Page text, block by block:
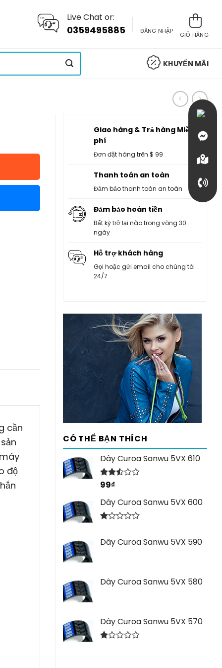
Live Chat or:
0359495885 ĐĂNG NHẬP
GIỎ HÀNG
KHUYẾN MÃI
Giao hàng & Trả hàng Miễn
phí
Đơn đặt hàng trên $ 99
Thanh toán an toàn
Đảm bảo thanh toán an toàn
Đảm bảo hoàn tiền
Bất kỳ trở lại nào trong vòng 30
ngày
Hỗ trợ khách hàng
Gọi hoặc gửi email cho chúng tôi
24/7
CÓ THỂ BẠN THÍCH
Dây Curoa Sanwu 5VX 610
Được
hạng
2.44
5 sao
99₫
Dây Curoa Sanwu 5VX 600
hạng
Dây Curoa Sanwu 5VX 590
Dây Curoa Sanwu 5VX 580
Dây Curoa Sanwu 5VX 570
cần
độ